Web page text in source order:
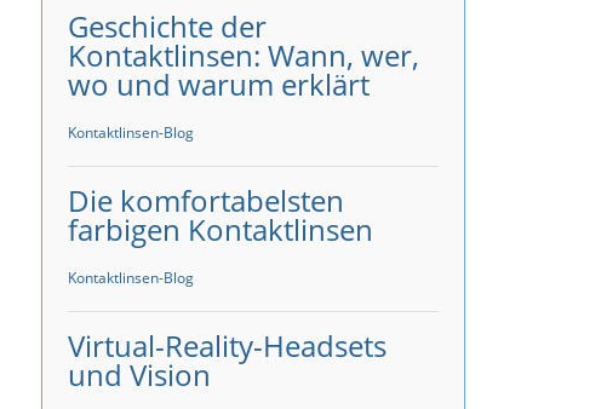
Geschichte der
Kontaktlinsen: Wann, wer,
wo und warum erklärt
Kontaktlinsen-Blog
Die komfortabelsten
farbigen Kontaktlinsen
Kontaktlinsen-Blog
Virtual-Reality-Headsets
und Vision